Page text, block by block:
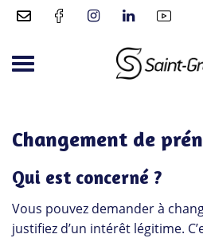
Gestion des traceurs
Aller
Changement de
Qui est concerné ?
Vous pouvez demander à
justifiez d’un intérêt légitime.